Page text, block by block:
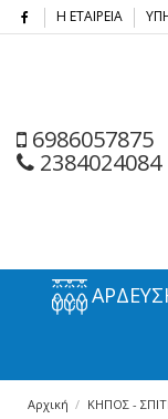
Η ΕΤΑΙΡΕΙΑ
6986057875
2384024084
Αρχική ΚΗΠΟΣ - ΣΠΙΤΙ